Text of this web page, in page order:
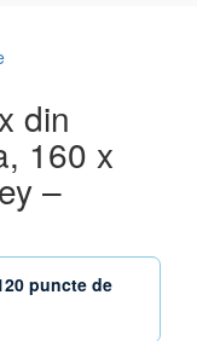
din
160 x
–
puncte de